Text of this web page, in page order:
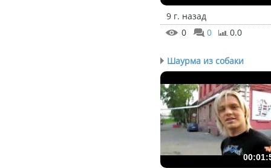
9 г. назад
0
0 0.0
Шаурма из собаки